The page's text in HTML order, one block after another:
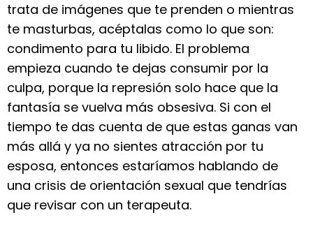
trata de imágenes que te prenden o mientras
te masturbas, acéptalas como lo que son:
condimento para tu libido. El problema
empieza cuando te dejas consumir por la
culpa, porque la represión solo hace que la
fantasía se vuelva más obsesiva. Si con el
tiempo te das cuenta de que estas ganas van
más allá y ya no sientes atracción por tu
esposa, entonces estaríamos hablando de
una crisis de orientación sexual que tendrías
que revisar con un terapeuta.